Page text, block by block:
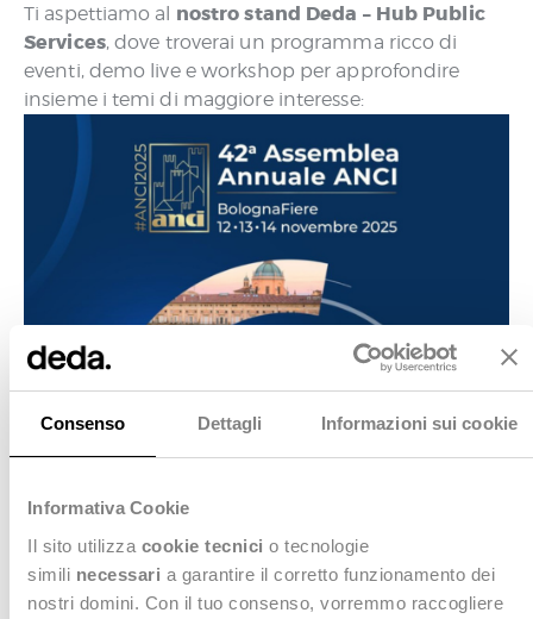
Consenso Dettagli Informazioni sui cookie
Informativa Cookie
Il sito utilizza cookie tecnici o tecnologie
simili necessari a garantire il corretto funzionamento dei
nostri domini. Con il tuo consenso, vorremmo raccogliere
Ti aspettiamo al nostro stand Deda – Hub Public
Services, dove troverai un programma ricco di
eventi, demo live e workshop per approfondire
insieme i temi di maggiore interesse: